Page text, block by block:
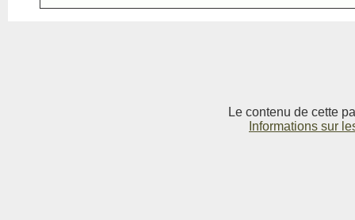
Le contenu de cette
Informations sur